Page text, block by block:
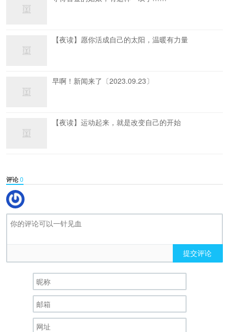
【夜读】愿你活成自己的太阳，温暖有力量
早啊！新闻来了〔2023.09.23〕
【夜读】运动起来，就是改变自己的开始
评论0
提交评论